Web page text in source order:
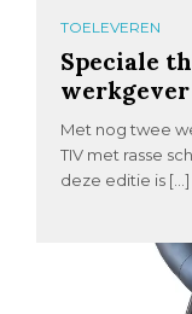
TOELEVEREN
Speciale
Met nog twee
TIV met rasse
deze editie is […]